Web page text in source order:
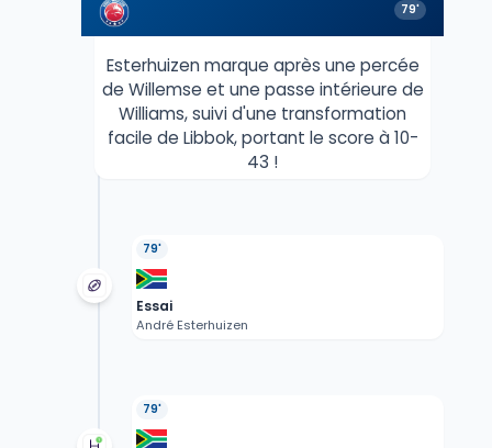
79'
Esterhuizen marque après une percée
de Willemse et une passe intérieure de
Williams, suivi d'une transformation
facile de Libbok, portant le score à 10-
43 !
79'
Essai
André Esterhuizen
79'